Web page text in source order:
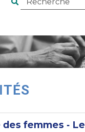
des femmes - Le